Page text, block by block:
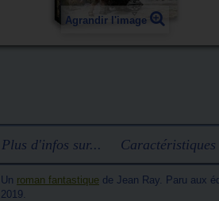
Agrandir l'image
Plus d'infos sur... Caractéristiques
Un roman fantastique de Jean Ray. Paru aux
2019.